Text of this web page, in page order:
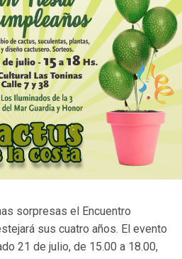
sorpresas el Encuentro
sus cuatro años. El evento
21 de julio, de 15.00 a 18.00,